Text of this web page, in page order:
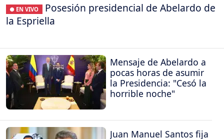
● EN VIVO
Posesión presidencial de Abelardo de
la Espriella
Mensaje de Abelardo a
pocas horas de asumir
la Presidencia: "Cesó la
horrible noche"
Juan Manuel Santos fija